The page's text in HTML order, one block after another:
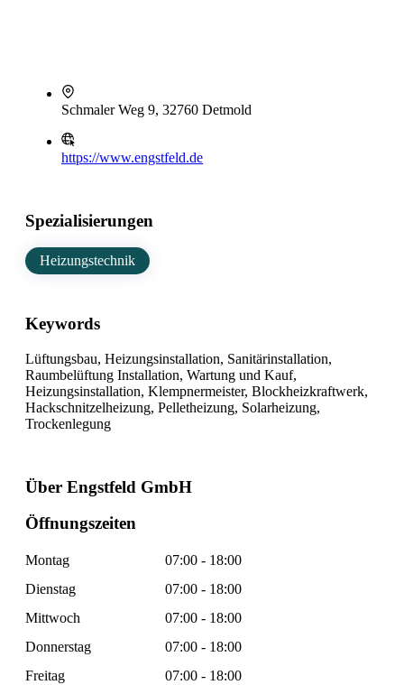
Schmaler Weg 9, 32760 Detmold
https://www.engstfeld.de
Spezialisierungen
Heizungstechnik
Keywords
Lüftungsbau, Heizungsinstallation, Sanitärinstallation,
Raumbelüftung Installation, Wartung und Kauf,
Heizungsinstallation, Klempnermeister, Blockheizkraftwerk,
Hackschnitzelheizung, Pelletheizung, Solarheizung,
Trockenlegung
Über Engstfeld GmbH
Öffnungszeiten
Montag
07:00 - 18:00
Dienstag
07:00 - 18:00
Mittwoch
07:00 - 18:00
Donnerstag
07:00 - 18:00
Freitag
07:00 - 18:00